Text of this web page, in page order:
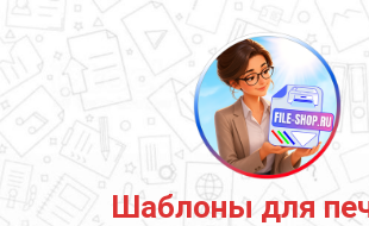
содержимому
Шаблоны для